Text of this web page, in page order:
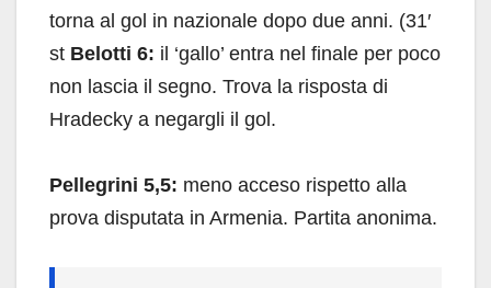
torna al gol in nazionale dopo due anni. (31′
st Belotti 6: il ‘gallo’ entra nel finale per poco
non lascia il segno. Trova la risposta di
Hradecky a negargli il gol.
Pellegrini 5,5: meno acceso rispetto alla
prova disputata in Armenia. Partita anonima.